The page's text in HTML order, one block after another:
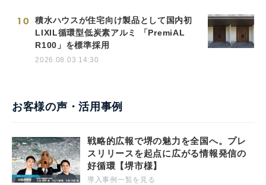
10
積水ハウスが住宅向け製品として国内初
LIXIL循環型低炭素アルミ 「PremiAL
R100」を標準採用
2026.08.03 14:30
お客様の声・活用事例
戦略的広報で堺の魅力を全国へ。プレ
スリリースを起点に広がる情報発信の
好循環【堺市様】
導入事例一覧を見る